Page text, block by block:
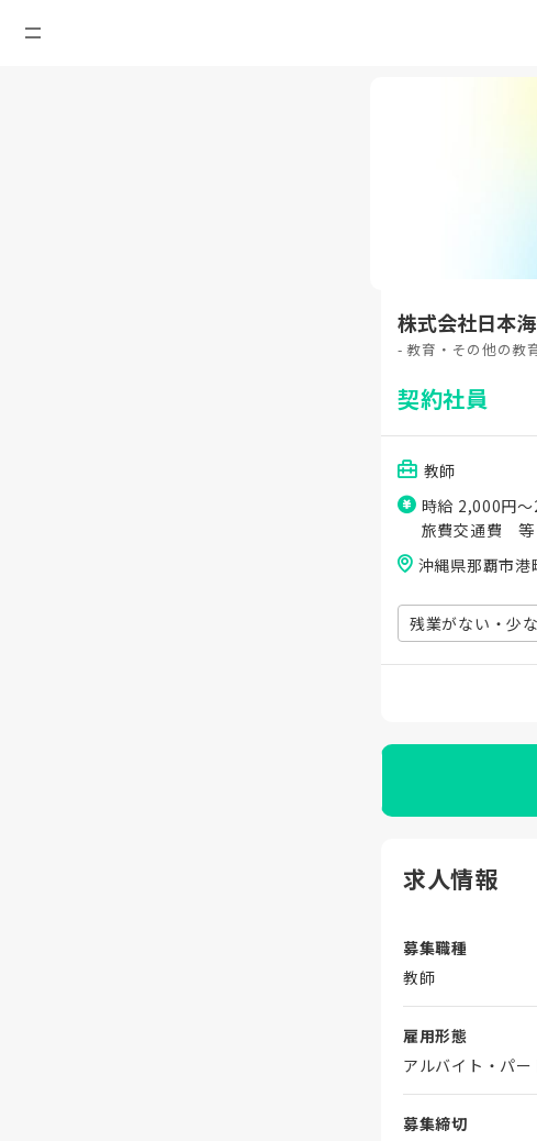
株式会社日本
- 教育・その他の教
契約社員
教師
時給 2,000円
旅費交通費 等
沖縄県那覇市
残業がない・少
求人情報
募集職種
教師
雇用形態
アルバイト・パー
募集締切